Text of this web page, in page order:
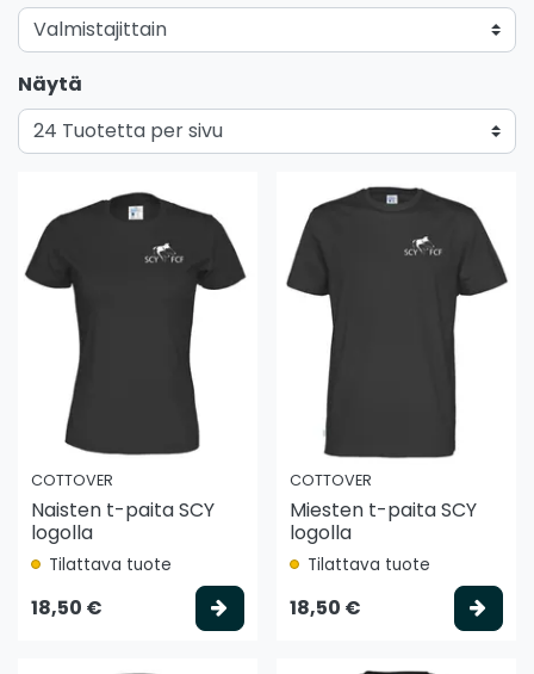
Näytä
COTTOVER
Naisten t-paita SCY
logolla
Tilattava tuote
18,50 € Valitse vaihtoehto
COTTOVER
Miesten t-paita SCY
logolla
Tilattava tuote
18,50 €